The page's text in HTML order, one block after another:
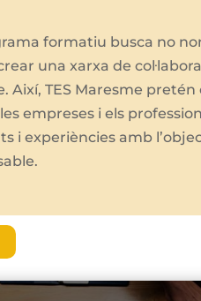
formatiu busca no
una xarxa de
Així, TES Maresme
empreses i els
i experiències amb